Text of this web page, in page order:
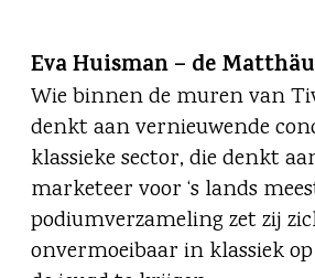
Eva Huisman – de
Wie binnen de muren van
denkt aan vernieuwende
klassieke sector, die denkt
marketeer voor ‘s lands
podiumverzameling zet zij
onvermoeibaar in klassiek